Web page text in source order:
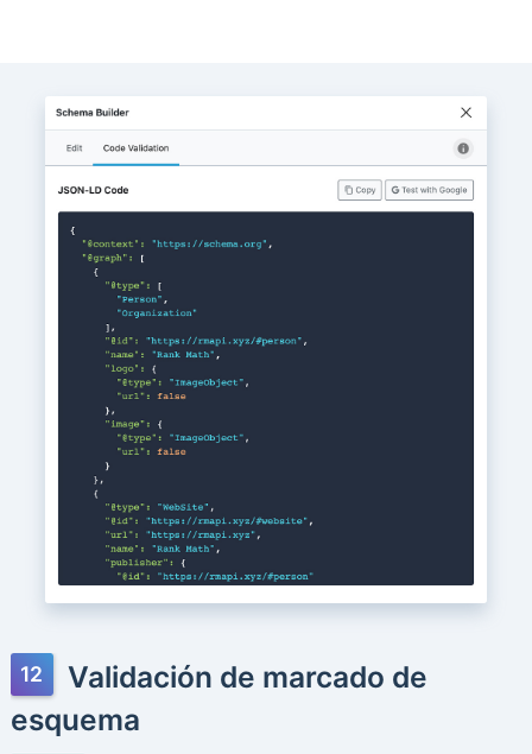
Validación de marcado de
esquema